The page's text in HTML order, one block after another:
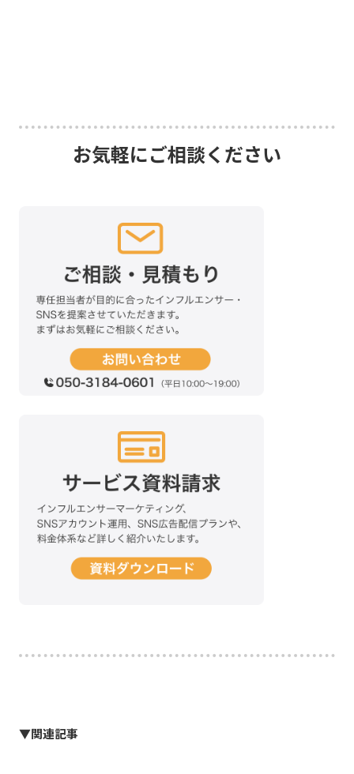
お気軽にご相談ください
▼関連記事